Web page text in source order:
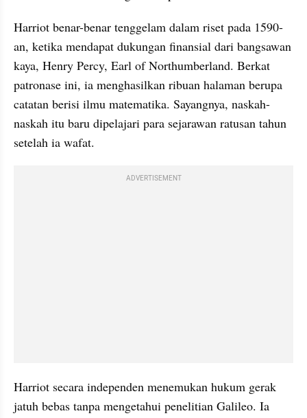
Harriot benar-benar tenggelam dalam riset pada 1590-
an, ketika mendapat dukungan finansial dari bangsawan
kaya, Henry Percy, Earl of Northumberland. Berkat
patronase ini, ia menghasilkan ribuan halaman berupa
catatan berisi ilmu matematika. Sayangnya, naskah-
naskah itu baru dipelajari para sejarawan ratusan tahun
setelah ia wafat.
ADVERTISEMENT
Harriot secara independen menemukan hukum gerak
jatuh bebas tanpa mengetahui penelitian Galileo. Ia